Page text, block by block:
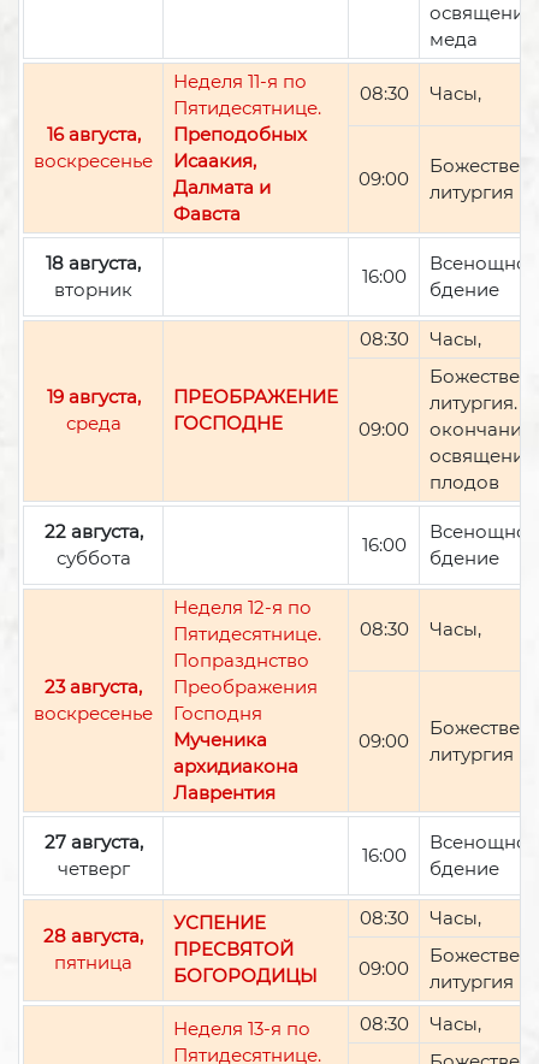
освящение
меда
16 августа,
воскресенье
Неделя 11-я по
Пятидесятнице.
Преподобных
Исаакия,
Далмата и
Фавста
08:30 Часы,
09:00
литургия
18 августа,
вторник
16:00
Всенощное
бдение
19 августа,
среда
ПРЕОБРАЖЕНИЕ
ГОСПОДНЕ
08:30 Часы,
09:00
литургия.
окончании
освящение
плодов
22 августа,
суббота
16:00
Всенощное
бдение
23 августа,
воскресенье
Неделя 12-я по
Пятидесятнице.
Попразднство
Преображения
Господня
Мученика
архидиакона
Лаврентия
08:30 Часы,
09:00
литургия
27 августа,
четверг
16:00
Всенощное
бдение
28 августа,
пятница
УСПЕНИЕ
ПРЕСВЯТОЙ
БОГОРОДИЦЫ
08:30 Часы,
09:00
литургия
Неделя 13-я по
Пятидесятнице.
08:30 Часы,